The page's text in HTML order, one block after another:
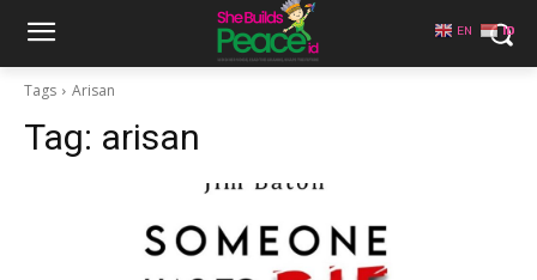
Tags Arisan
Tag: arisan
EN ID